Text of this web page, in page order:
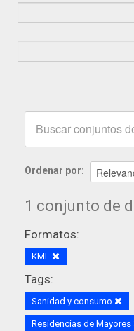
Ordenar por
1 conjunto de
Formatos:
KML
Tags:
Sanidad y consumo
Residencias de Mayores